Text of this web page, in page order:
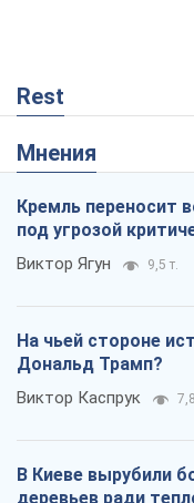
Rest
Мнения
Кремль переносит
под угрозой
Виктор Ягун 9,5 т.
На чьей стороне
Дональд Трамп?
Виктор Каспрук
В Киеве вырубили
деревьев ради